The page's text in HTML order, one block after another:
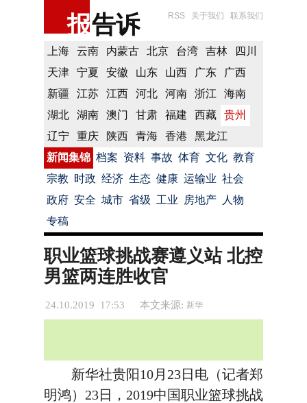
报告诉 RSS 关于我们 联系我们
上海 云南 内蒙古 北京 台湾 吉林
四川
天津
宁夏 安徽 山东 山西 广东
广西
新疆
江苏 江西 河北 河南 浙江
海南
湖北
湖南 澳门 甘肃 福建 西藏
贵州
辽宁
重庆 陕西 青海 香港
黑龙江
新闻集锦 档案 资料 事故 体育 文化 教育
宗教 时政 经济 生态 健康 运输业 社会
政府 安全 城市 省级 工业 房地产
人物
专稿
职业篮球挑战赛遵义站 北控
男篮两连胜收官
24.10.2019 17:53 本文来源: 新华
新华社贵阳10月23日电（记者郑
明鸿）23日，2019中国职业篮球挑战